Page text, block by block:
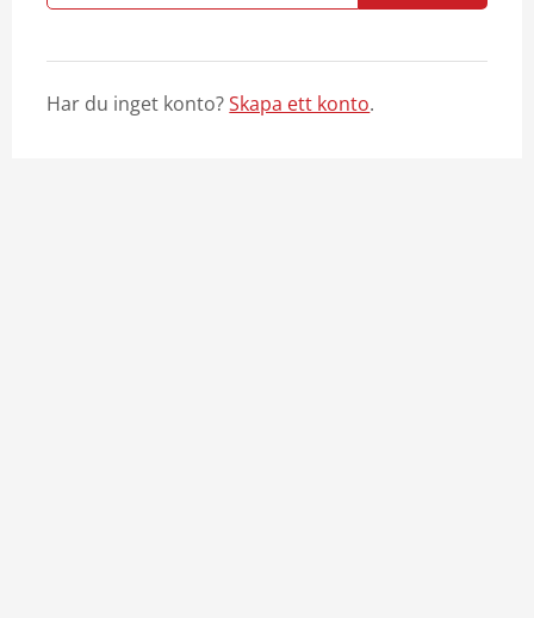
Har du inget konto?Skapa ett konto.